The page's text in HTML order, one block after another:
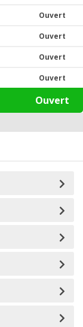
Ouvert
Ouvert
Ouvert
Ouvert
Ouvert